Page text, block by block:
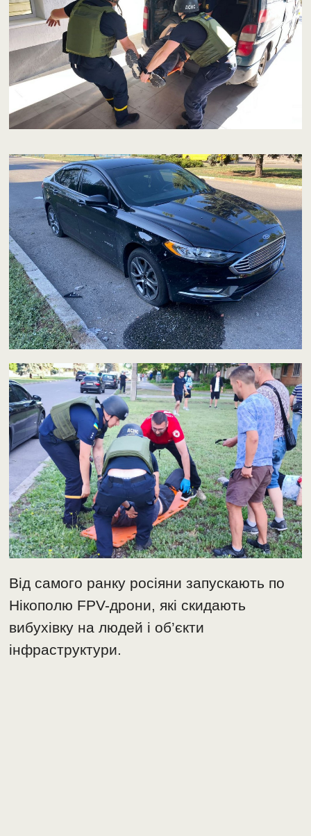
Від самого ранку росіяни запускають по
Нікополю FPV-дрони, які скидають
вибухівку на людей і об’єкти
інфраструктури.